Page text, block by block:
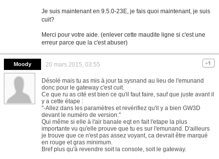
Je suis maintenant en 9.5.0-23E, je fais quoi maintenant, je suis
cuit?
Merci pour votre aide. (enlever cette maudite ligne si c'est une
erreur parce que la c'est abuser)
Moody 20 mars 2015, 03:55
Désolé mais tu as mis à jour ta sysnand au lieu de l'emunand
donc pour le gateway c'est cuit.
Ce que ru as cité est bien ce qu'il faut faire, sauf que juste avant il
y a cette étape :
"-Allez dans les paramètres et revérifiez qu'il y a bien GW3D
devant le numéro de version."
Qui même si elle à l'air banale eqt en fait l'etape la plus
importante vu qu'elle prouve que tu es sur l'emunand. D'ailleurs
je trouve que ce n'est pas assez voyant, ca devrait être marqué
en rouge et gras minimum.
Bref plus qu'à revendre soit la console, soit le gateway.